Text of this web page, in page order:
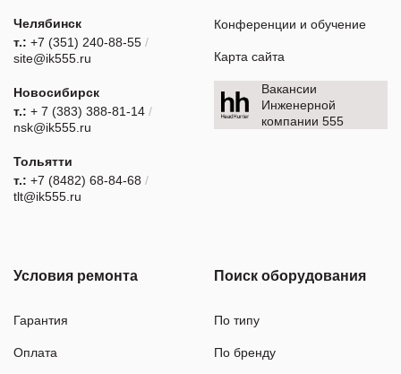
Челябинск
т.: +7 (351) 240-88-55 /
site@ik555.ru
Новосибирск
т.: + 7 (383) 388-81-14 /
nsk@ik555.ru
Тольятти
т.: +7 (8482) 68-84-68 /
tlt@ik555.ru
Конференции и обучение
Карта сайта
Вакансии
Инженерной
компании 555
Условия ремонта
Гарантия
Оплата
Поиск оборудования
По типу
По бренду